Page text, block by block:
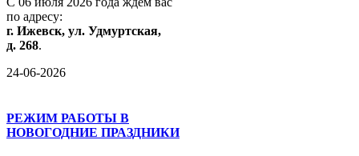
по адресу:
г. Ижевск, ул. Удмуртская,
д. 268.
24-06-2026
РЕЖИМ РАБОТЫ В
НОВОГОДНИЕ ПРАЗДНИКИ